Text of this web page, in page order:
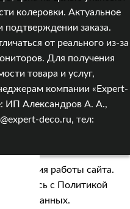
колеровки. Актуальное
подтверждении заказа.
от реального из‑за
Для получения
товара и услуг,
компании «Expert-
ИП Александров А. А.,
deco.ru, тел:
работы сайта.
с Политикой
данных.